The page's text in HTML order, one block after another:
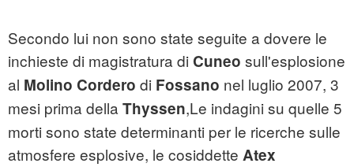
Secondo lui non sono state seguite a dovere le
inchieste di magistratura di Cuneo sull'esplosione
al Molino Cordero di Fossano nel luglio 2007, 3
mesi prima della Thyssen,Le indagini su quelle 5
morti sono state determinanti per le ricerche sulle
atmosfere esplosive, le cosiddette Atex